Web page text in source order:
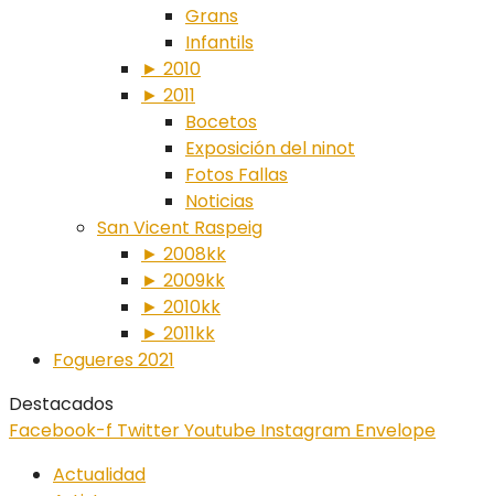
Grans
Infantils
► 2010
► 2011
Bocetos
Exposición del ninot
Fotos Fallas
Noticias
San Vicent Raspeig
► 2008kk
► 2009kk
► 2010kk
► 2011kk
Fogueres 2021
Destacados
Facebook-f TwitterYoutube Instagram Envelope
Actualidad